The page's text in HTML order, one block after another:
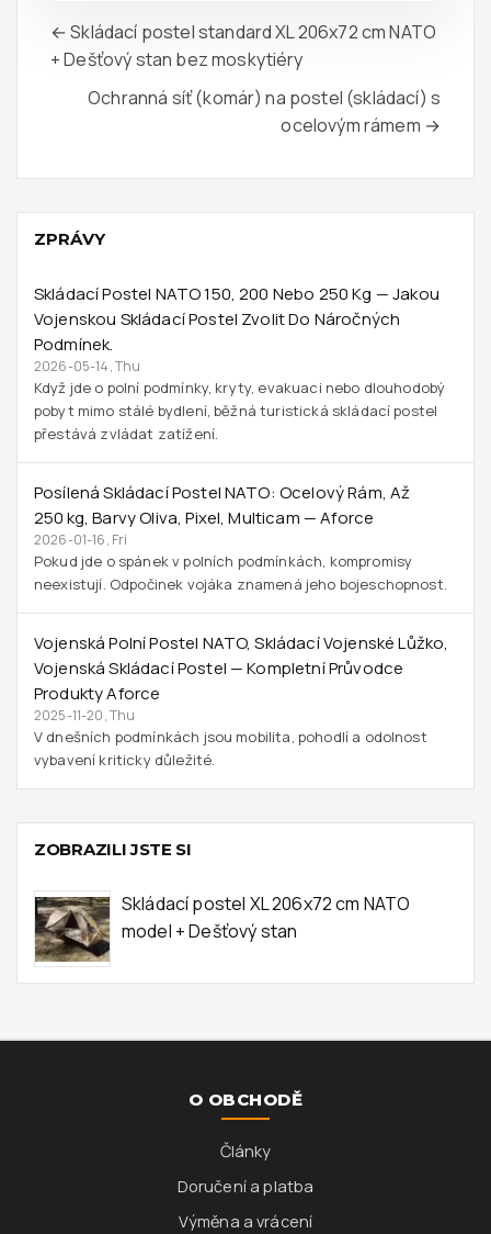
← Skládací postel standard XL 206x72 cm NATO
+ Dešťový stan bez moskytiéry
Ochranná síť (komár) na postel (skládací) s
ocelovým rámem →
ZPRÁVY
Skládací Postel NATO 150, 200 Nebo 250 Kg — Jakou
Vojenskou Skládací Postel Zvolit Do Náročných
Podmínek.
2026-05-14, Thu
Když jde o polní podmínky, kryty, evakuaci nebo dlouhodobý
pobyt mimo stálé bydlení, běžná turistická skládací postel
přestává zvládat zatížení.
Posílená Skládací Postel NATO: Ocelový Rám, Až
250 Kg, Barvy Oliva, Pixel, Multicam — Aforce
2026-01-16, Fri
Pokud jde o spánek v polních podmínkách, kompromisy
neexistují. Odpočinek vojáka znamená jeho bojeschopnost.
Vojenská Polní Postel NATO, Skládací Vojenské Lůžko,
Vojenská Skládací Postel — Kompletní Průvodce
Produkty Aforce
2025-11-20, Thu
V dnešních podmínkách jsou mobilita, pohodlí a odolnost
vybavení kriticky důležité.
ZOBRAZILI JSTE SI
Skládací postel XL 206x72 cm NATO
model + Dešťový stan
O OBCHODĚ
Články
Doručení a platba
Výměna a vrácení